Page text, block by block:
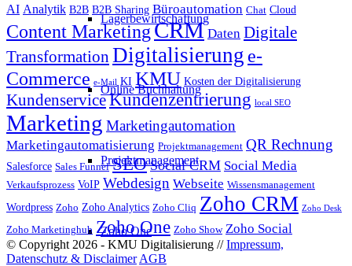
Lagerbewirtschaftung
Online Buchhaltung
Projektmanagement
Zoho One
AI Analytik B2B B2B Sharing Büroautomation Chat Cloud
Content MarketingCRM Daten Digitale
Transformation Digitalisierung e-
Commerce e-Mail KI KMU Kosten der Digitalisierung
KundenserviceKundenzentrierung local SEO
Marketing Marketingautomation
Marketingautomatisierung Projektmanagement QR Rechnung
Salesforce Sales Funnel SEO Social CRM Social Media
Verkaufsprozess VoIP Webdesign Webseite Wissensmanagement
Wordpress Zoho Zoho Analytics Zoho Cliq Zoho CRM Zoho Desk
Zoho Marketinghub Zoho One Zoho Show Zoho Social
© Copyright 2026 - KMU Digitalisierung //Impressum,
Datenschutz & Disclaimer AGB